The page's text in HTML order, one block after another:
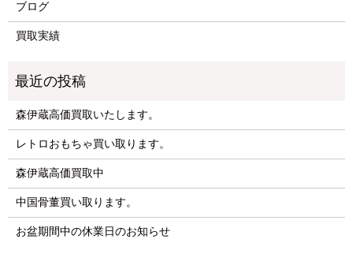
ブログ
買取実績
森伊蔵高価買取いたします。
レトロおもちゃ買い取ります。
森伊蔵高価買取中
中国骨董買い取ります。
お盆期間中の休業日のお知らせ